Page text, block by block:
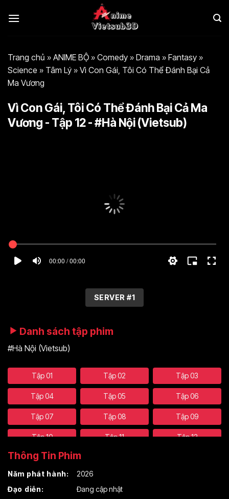
qua
Trang chủ » ANIME BỘ » Comedy » Drama » Fantasy »
Science » Tâm Lý » Vì Con Gái, Tôi Có Thể Đánh Bại Cả
Ma Vương
Vì Con Gái, Tôi Có Thể Đánh Bại Cả Ma
Vương - Tập 12 - #Hà Nội (Vietsub)
00:00 / 00:00
SERVER #1
Danh sách tập phim
#Hà Nội (Vietsub)
Tập 01 Tập 02 Tập 03
Tập 04 Tập 05 Tập 06
Tập 07 Tập 08 Tập 09
Tập 10 Tập 11 Tập 12
Thông Tin Phim
Năm phát hành:
2026
Đạo diễn:
Đang cập nhật